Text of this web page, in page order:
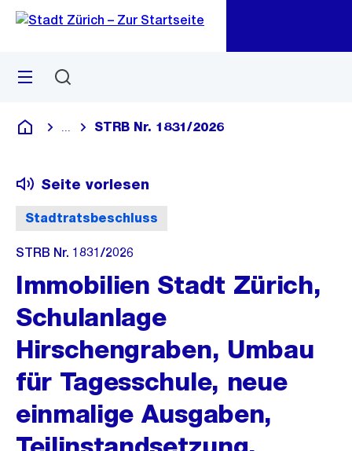
Navigation
Sprunglink
Menü
Deutsch
Blende alle Breadcrumbs ein
STRB Nr. 1831/2026
Stadtratsbeschluss
Seite vorlesen
STRB Nr. 1831/2026
Immobilien Stadt Zürich,
Schulanlage
Hirschengraben, Umbau
für Tagesschule, neue
einmalige Ausgaben,